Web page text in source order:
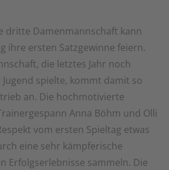
dritte Damenmannschaft kann
ihre ersten Satzgewinne feiern.
die letztes Jahr noch
spielte, kommt damit so
an. Die hochmotivierte
Anna Böhm und Olli
vom ersten Spieltag etwas
eine sehr kämpferische
Erfolgserlebnisse sammeln. Die